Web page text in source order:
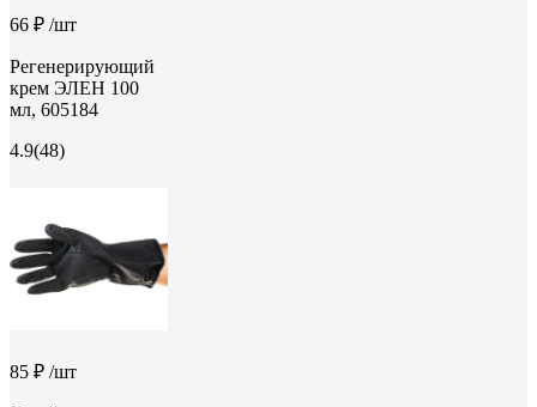
66 ₽ /шт
Регенерирующий
крем ЭЛЕН 100
мл, 605184
4.9(48)
85 ₽ /шт